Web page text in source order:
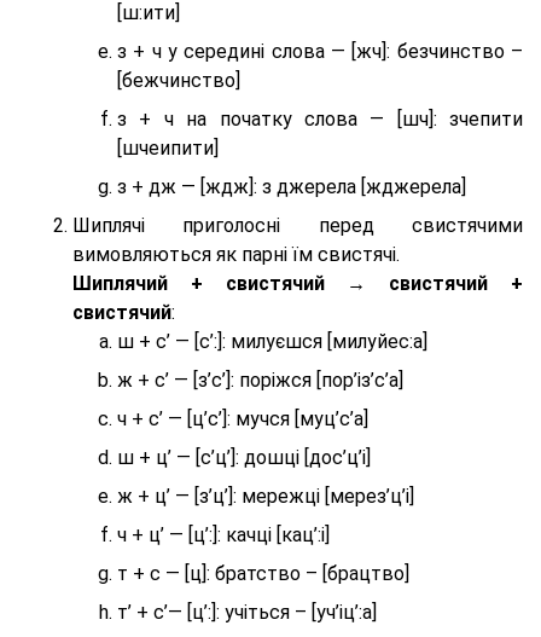
[ш:ити]
з + ч у середині слова — [жч]: безчинство –
[бежчинство]
з + ч на початку слова — [шч]: зчепити
[шчеипити]
з + дж — [ждж]: з джерела [жджерела]
Шиплячі приголосні перед свистячими
вимовляються як парні їм свистячі.
Шиплячий + свистячий → свистячий +
свистячий:
ш + с’ — [с’:]: милуєшся [милуйес:а]
ж + с’ — [з’с’]: поріжся [пор’із’с’а]
ч + с’ — [ц’с’]: мучся [муц’с’а]
ш + ц’ — [с’ц’]: дошці [дос’ц’і]
ж + ц’ — [з’ц’]: мережці [мерез’ц’і]
ч + ц’ — [ц’:]: качці [кац’:і]
т + с — [ц]: братство – [брaцтво]
т’ + с’— [ц’:]: учіться – [уч’іц’:a]